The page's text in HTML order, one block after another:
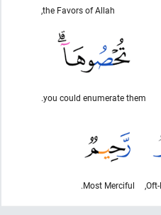
the Favors of Allah,
you could enumerate them.
Most Merciful.